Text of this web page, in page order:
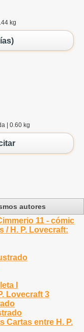
kg
| 0.60 kg
autores
11 - cómic
/ H. P. Lovecraft:
I
Lovecraft 3
Cartas entre H. P.